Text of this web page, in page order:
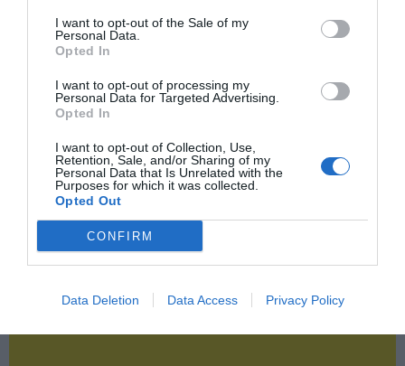
I want to opt-out of the Sale of my
Personal Data.
Opted In
I want to opt-out of processing my
Personal Data for Targeted Advertising.
Opted In
I want to opt-out of Collection, Use,
Retention, Sale, and/or Sharing of my
Personal Data that Is Unrelated with the
Purposes for which it was collected.
Opted Out
CONFIRM
Data Deletion Data Access Privacy Policy
2Playbook Club